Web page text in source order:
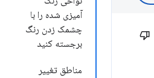
آمیزی شده را با
چشمک زدن رنگ
برجسته کنید
مناطق تغییر